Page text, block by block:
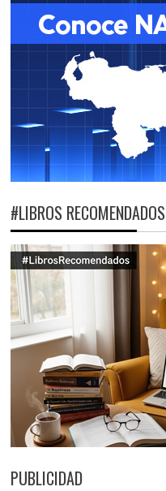
#LIBROS RECOMENDADOS
PUBLICIDAD